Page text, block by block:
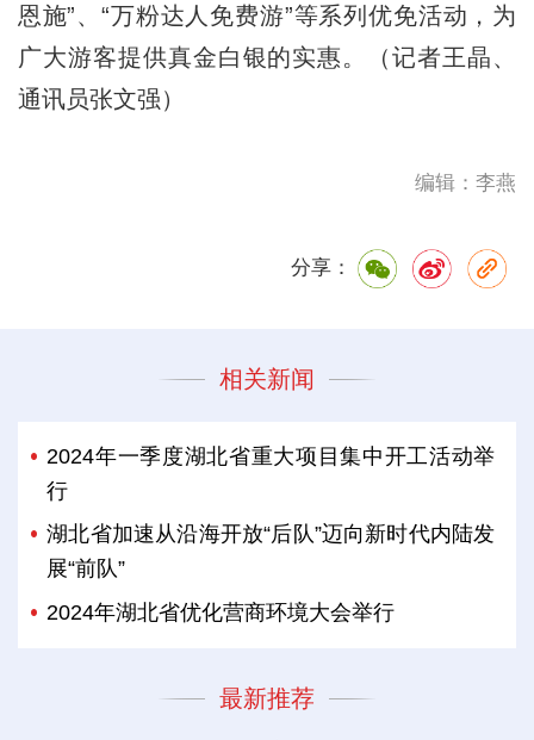
恩施”、“万粉达人免费游”等系列优免活动，为
广大游客提供真金白银的实惠。（记者王晶、
通讯员张文强）
编辑：李燕
分享：
相关新闻
2024年一季度湖北省重大项目集中开工活动举
行
湖北省加速从沿海开放“后队”迈向新时代内陆发
展“前队”
2024年湖北省优化营商环境大会举行
最新推荐